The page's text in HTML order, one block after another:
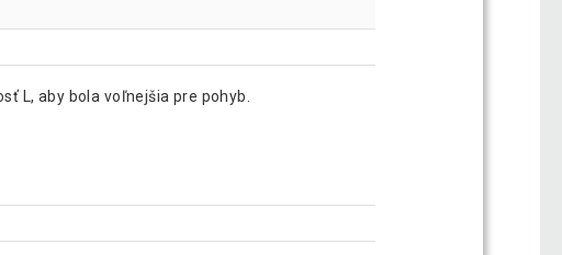
L, aby bola voľnejšia pre pohyb.